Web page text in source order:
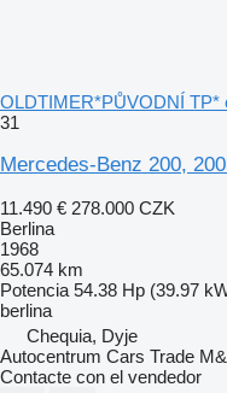
OLDTIMER*PŮVODNÍ TP*
31
Mercedes-Benz 200,
11.490 € 278.000 CZK
Berlina
1968
65.074 km
Potencia 54.38 Hp (39.97
berlina
Chequia, Dyje
Autocentrum Cars Trade
Contacte con el vendedor